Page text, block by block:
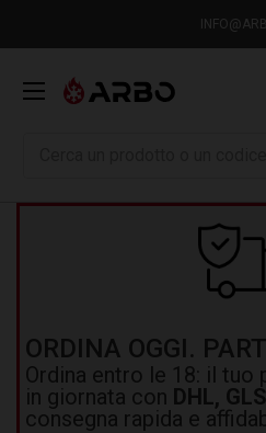
ORDINA OGGI.
Ordina entro le 18: il tuo
in giornata con DHL,
consegna rapida e